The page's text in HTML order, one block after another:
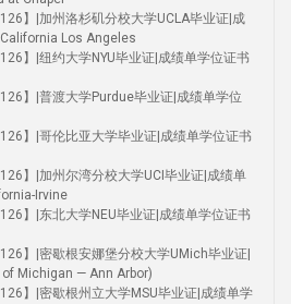
】|加州洛杉矶分校大学UCLA毕业证|成
Los Angeles
】|纽约大学NYU毕业证|成绩单学位证书
】|普渡大学Purdue毕业证|成绩单学位
】|哥伦比亚大学毕业证|成绩单学位证书
】|加州尔湾分校大学UCI毕业证|成绩单
Irvine
】|东北大学NEU毕业证|成绩单学位证书
】|密歇根安娜堡分校大学UMich毕业证|
Michigan — Ann Arbor)
】|密歇根州立大学MSU毕业证|成绩单学